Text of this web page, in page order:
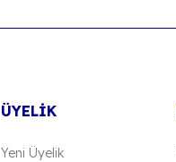
ÜYELİK
Yeni Üyelik